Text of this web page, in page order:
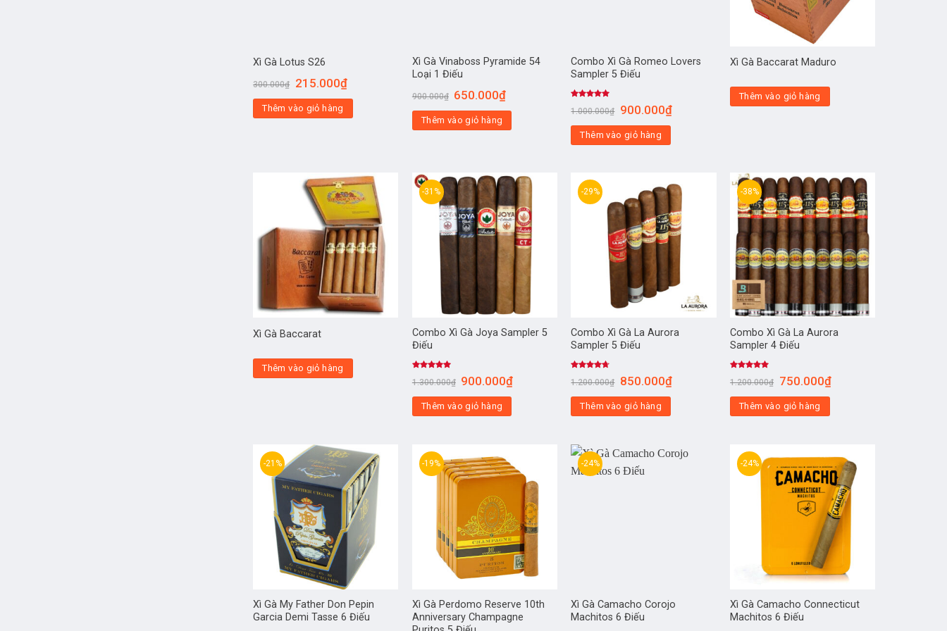
Xì Gà Lotus S26
300.000₫ 215.000₫
Thêm vào giỏ hàng
Xì Gà Vinaboss Pyramide 54
Loại 1 Điếu
900.000₫ 650.000₫
Thêm vào giỏ hàng
Combo Xì Gà Romeo Lovers
Sampler 5 Điếu
hạng5.00
1.000.000₫ 900.000₫
Thêm vào giỏ hàng
Xì Gà Baccarat Maduro
Thêm vào giỏ hàng
Xì Gà Baccarat
Thêm vào giỏ hàng
-31%
Combo Xì Gà Joya Sampler 5
Điếu
hạng5.00
1.300.000₫ 900.000₫
Thêm vào giỏ hàng
-29%
Combo Xì Gà La Aurora
Sampler 5 Điếu
hạng4.33
1.200.000₫ 850.000₫
Thêm vào giỏ hàng
-38%
Combo Xì Gà La Aurora
Sampler 4 Điếu
hạng5.00
1.200.000₫ 750.000₫
Thêm vào giỏ hàng
-21%
Xì Gà My Father Don Pepin
Garcia Demi Tasse 6 Điếu
-19%
Xì Gà Perdomo Reserve 10th
Anniversary Champagne
-24%
Xì Gà Camacho Corojo
Machitos 6 Điếu
-24%
Xì Gà Camacho Connecticut
Machitos 6 Điếu